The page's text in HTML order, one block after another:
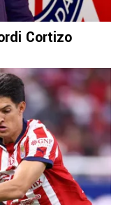
Cortizo